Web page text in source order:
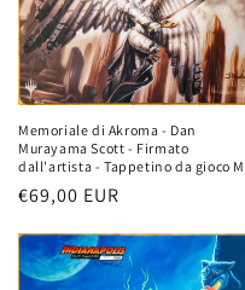
Memoriale di Akroma - Dan
Murayama Scott - Firmato
dall'artista - Tappetino da gioco
Prezzo
listino
€69,00 EUR